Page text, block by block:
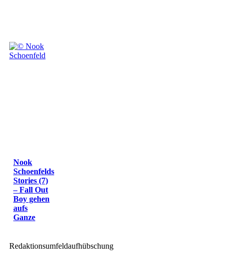
Nook
Schoenfelds
Stories (7)
– Fall Out
Boy gehen
aufs
Ganze
Redaktionsumfeldaufhübschung